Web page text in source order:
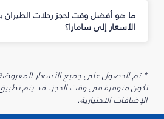
ما هو أفضل وقت لحجز رحلات الطيران
الأسعار إلى سامارا؟
تكون متوفرة في وقت الحجز. قد يتم
الإضافات الاختيارية.